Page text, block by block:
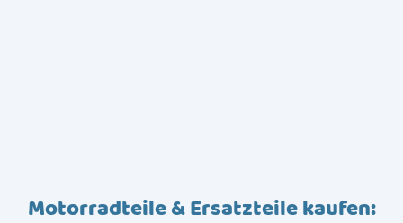
Motorradteile & Ersatzteile kaufen: